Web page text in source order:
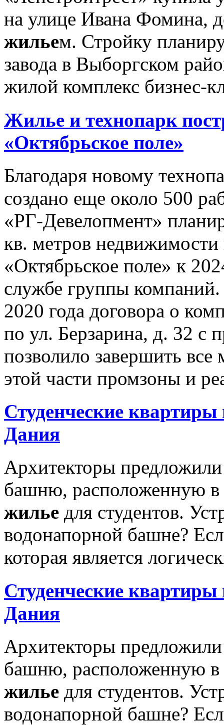
на улице Ивана Фомина,
жильем. Стройку
завода в Выборгском
жилой комплекс бизнес-
Жилье и технопарк
«Октябрьское поле»
Благодаря новому
создано еще около 500
«РГ-Девелопмент»
кв. метров
«Октябрьское поле» к
службе группы
2020 года договора о
по ул. Берзарина, д. 32 с
позволило завершить
этой части промзоны и
Студенческие
Дания
Архитекторы
башню, расположенную в
жилье для студентов.
водонапорной башне?
которая является
Студенческие
Дания
Архитекторы
башню, расположенную в
жилье для студентов.
водонапорной башне?